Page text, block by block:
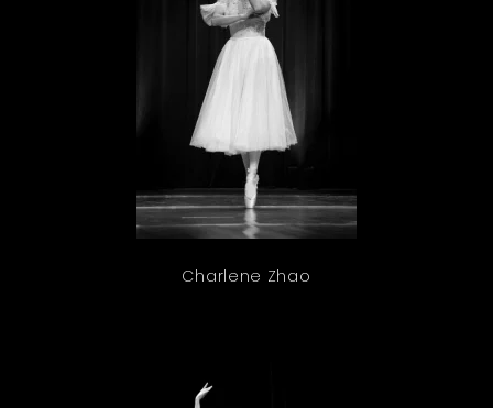
Charlene Zhao